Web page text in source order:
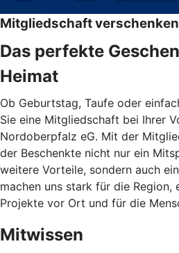
Mitgliedschaft verschenken
Das perfekte
Heimat
Ob Geburtstag, Taufe oder
Sie eine Mitgliedschaft bei Ihrer
Nordoberpfalz eG. Mit der
der Beschenkte nicht nur ein
weitere Vorteile, sondern auch
machen uns stark für die Region,
Projekte vor Ort und für die
Mitwissen